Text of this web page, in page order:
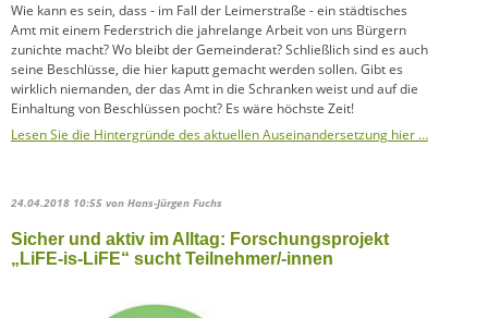
Wie kann es sein, dass - im Fall der Leimerstraße - ein städtisches
Amt mit einem Federstrich die jahrelange Arbeit von uns Bürgern
zunichte macht? Wo bleibt der Gemeinderat? Schließlich sind es auch
seine Beschlüsse, die hier kaputt gemacht werden sollen. Gibt es
wirklich niemanden, der das Amt in die Schranken weist und auf die
Einhaltung von Beschlüssen pocht? Es wäre höchste Zeit!
Lesen Sie die Hintergründe des aktuellen Auseinandersetzung hier …
24.04.2018 10:55 von Hans-Jürgen Fuchs
Sicher und aktiv im Alltag: Forschungsprojekt
„LiFE-is-LiFE“ sucht Teilnehmer/-innen